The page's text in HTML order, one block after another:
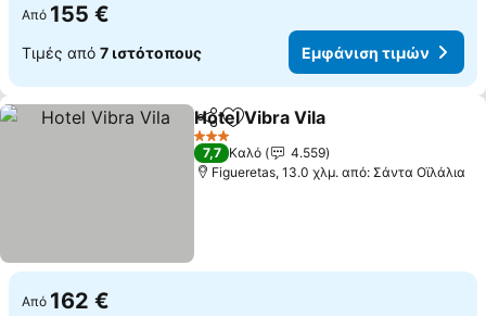
Από 155 €
Τιμές από 7 ιστότοπους Εμφάνιση τιμών
Κοινοποίηση
Προσθήκη στα αγαπημένα
Hotel Vibra Vila
3 Αστέρια
7,7 Καλό
4.559
Figueretas, 13.0 χλμ. από: Σάντα Οϊλάλια
Από 162 €